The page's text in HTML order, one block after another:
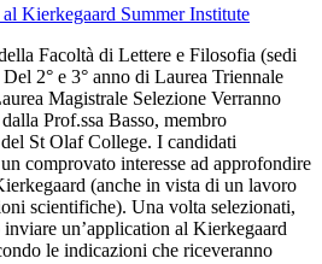
Kierkegaard Summer Institute
Facoltà di Lettere e Filosofia (sedi
2° e 3° anno di Laurea Triennale
Magistrale Selezione Verranno
Prof.ssa Basso, membro
St Olaf College. I candidati
comprovato interesse ad approfondire
(anche in vista di un lavoro
scientifiche). Una volta selezionati,
un’application al Kierkegaard
le indicazioni che riceveranno